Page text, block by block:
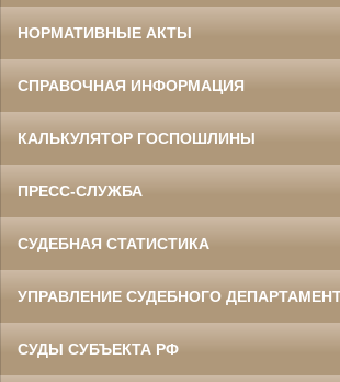
НОРМАТИВНЫЕ АКТЫ
СПРАВОЧНАЯ ИНФОРМАЦИЯ
КАЛЬКУЛЯТОР ГОСПОШЛИНЫ
ПРЕСС-СЛУЖБА
СУДЕБНАЯ СТАТИСТИКА
УПРАВЛЕНИЕ СУДЕБНОГО
СУДЫ СУБЪЕКТА РФ